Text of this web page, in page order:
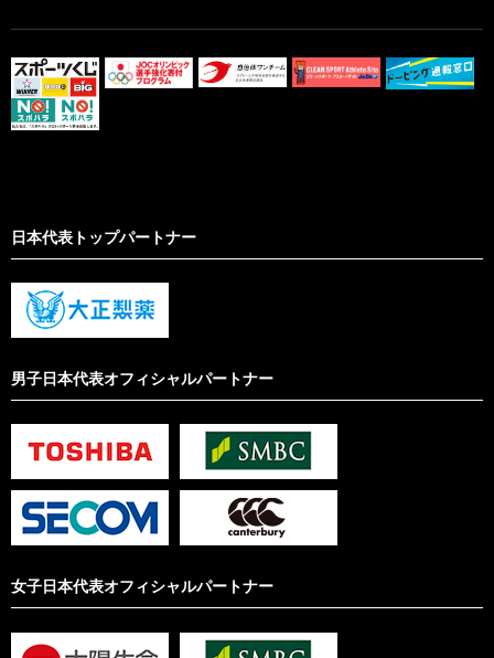
日本代表トップパートナー
男子日本代表オフィシャルパートナー
女子日本代表オフィシャルパートナー